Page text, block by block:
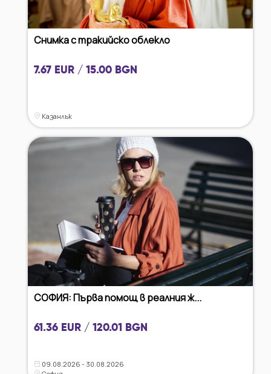
Снимка с тракийско облекло
7.67 EUR / 15.00 BGN
Казанлък
СОФИЯ: Първа помощ в реалния ж...
61.36 EUR / 120.01 BGN
09.08.2026 - 30.08.2026